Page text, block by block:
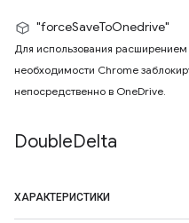
"forceSaveToOnedrive"
Для использования
необходимости Chrome
непосредственно в OneDrive.
DoubleDelta
ХАРАКТЕРИСТИКИ